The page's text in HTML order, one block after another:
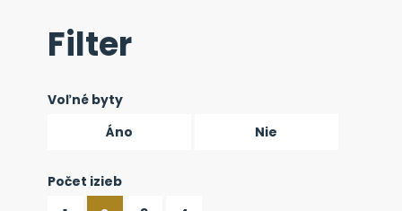
Filter
Voľné byty
Áno
Nie
Počet izieb